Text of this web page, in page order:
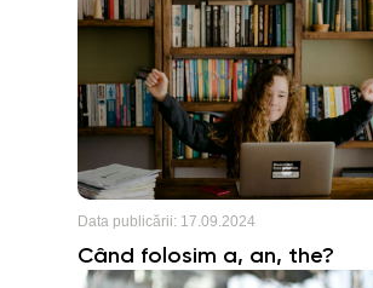
Data publicării: 17.09.2024
Când folosim a, an, the?